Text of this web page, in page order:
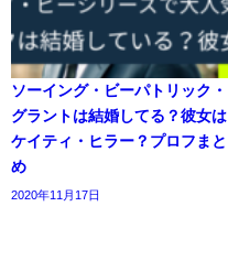
ソーイング・ビーパトリック・
グラントは結婚してる？彼女は
ケイティ・ヒラー？プロフまと
め
2020年11月17日